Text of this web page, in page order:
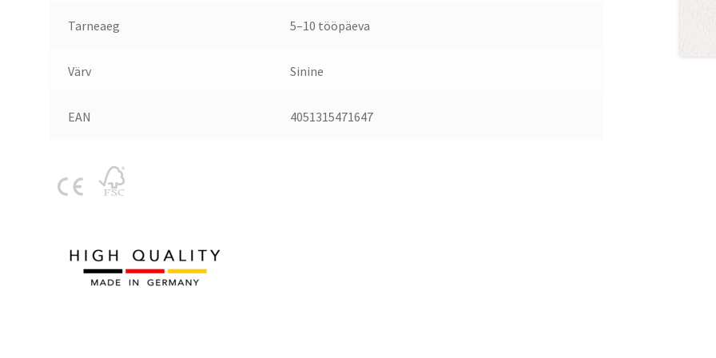
Tarneaeg 5–10 tööpäeva
Värv Sinine
EAN 4051315471647